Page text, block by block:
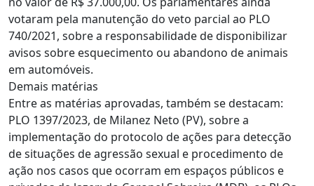
votaram pela manutenção do veto parcial ao PLO
740/2021, sobre a responsabilidade de disponibilizar
avisos sobre esquecimento ou abandono de animais
em automóveis.
Demais matérias
Entre as matérias aprovadas, também se destacam:
PLO 1397/2023, de Milanez Neto (PV), sobre a
implementação do protocolo de ações para detecção
de situações de agressão sexual e procedimento de
ação nos casos que ocorram em espaços públicos e